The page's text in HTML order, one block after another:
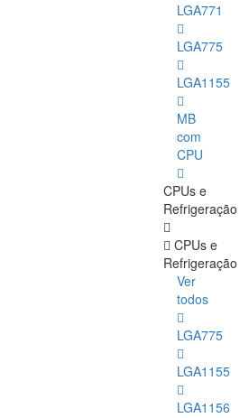
LGA771
LGA775
LGA1155
MB
com
CPU
CPUs e
Refrigeração
CPUs e
Refrigeração
Ver
todos
LGA775
LGA1155
LGA1156